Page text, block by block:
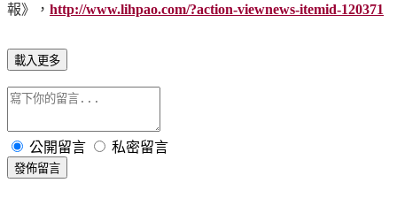
報》， http://www.lihpao.com/?action-viewnews-itemid-120371
載入更多
公開留言 私密留言
發佈留言